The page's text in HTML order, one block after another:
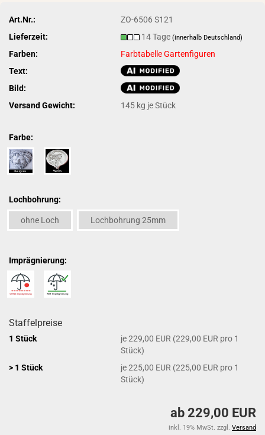
Art.Nr.:
ZO-6506 S121
Lieferzeit:
14 Tage(innerhalb Deutschland)
Farben:
Farbtabelle Gartenfiguren
Text:
Bild:
Versand Gewicht:
145 kg je Stück
Farbe:
Lochbohrung:
ohne Loch Lochbohrung 25mm
Imprägnierung:
Staffelpreise
1 Stück
je 229,00 EUR (229,00 EUR pro 1
Stück)
> 1 Stück
je 225,00 EUR (225,00 EUR pro 1
Stück)
ab 229,00 EUR
inkl. 19% MwSt. zzgl. Versand